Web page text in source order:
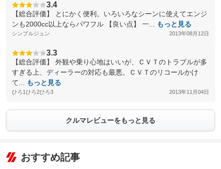
3.4
【総合評価】 とにかく便利。いろいろなシーンに使えてエンジ
ンも2000cc以上ならパワフル 【良い点】 一...
もっと見る
シンプルジュン 2013年08月12日
3.3
【総合評価】 外観や乗り心地はいいが、ＣＶＴのトラブルが多
すぎる上、ディーラーの対応も最悪。ＣＶＴのリコールかけ
て...
もっと見る
ひろ1ひろ2ひろ3 2013年11月04日
クルマレビューをもっと見る
おすすめ記事